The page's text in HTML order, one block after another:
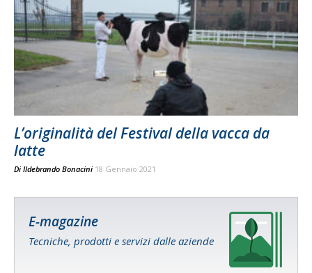
L’originalità del Festival della vacca da
latte
Di Ildebrando Bonacini 18 Gennaio 2021
E-magazine
Tecniche, prodotti e servizi dalle aziende